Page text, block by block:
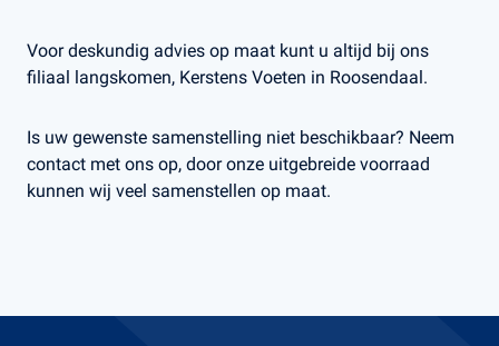
Voor deskundig advies op maat kunt u altijd bij ons
filiaal langskomen, Kerstens Voeten in Roosendaal.
Is uw gewenste samenstelling niet beschikbaar? Neem
contact met ons op, door onze uitgebreide voorraad
kunnen wij veel samenstellen op maat.